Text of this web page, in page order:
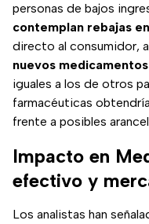
personas de bajos
contemplan rebajas
directo al consumidor,
nuevos
iguales a los de otros
farmacéuticas
frente a posibles
Impacto en
efectivo y
Los analistas han